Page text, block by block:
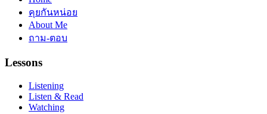
คุยกันหน่อย
About Me
ถาม-ตอบ
Lessons
Listening
Listen & Read
Watching